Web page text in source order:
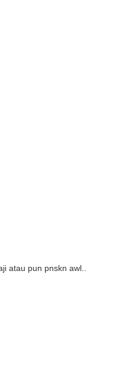
atau pun pnskn awl..